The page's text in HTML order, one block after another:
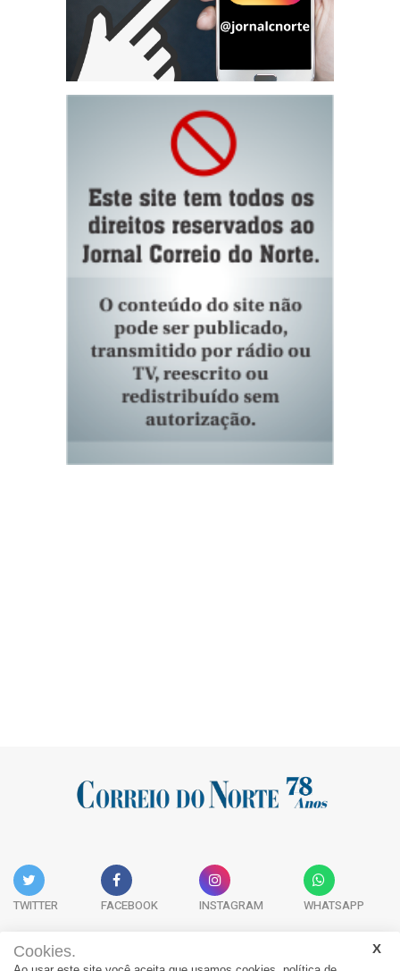
TWITTER FACEBOOK INSTAGRAM WHATSAPP
Cookies.